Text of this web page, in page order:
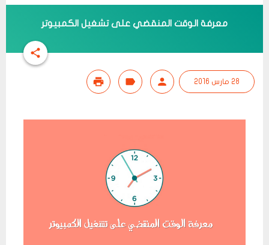
معرفة الوقت المنقضي على تشغيل الكمبيوتر
28 مارس 2016